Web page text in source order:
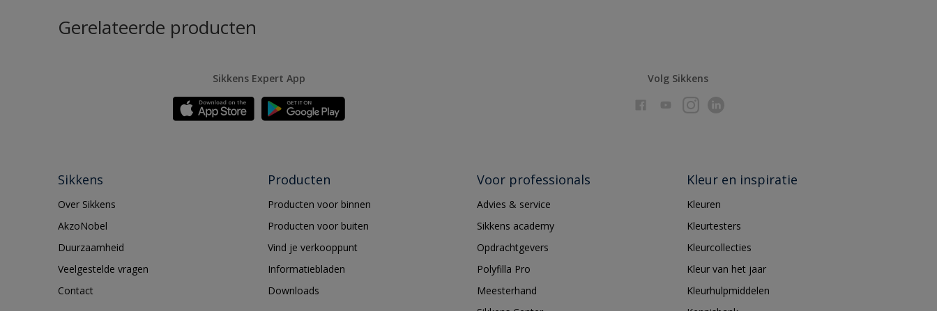
Gerelateerde producten
Sikkens Expert App Volg Sikkens
Sikkens
Over Sikkens
AkzoNobel
Duurzaamheid
Veelgestelde vragen
Contact
Producten
Producten voor binnen
Producten voor buiten
Vind je verkooppunt
Informatiebladen
Downloads
Voor professionals
Advies & service
Sikkens academy
Opdrachtgevers
Polyfilla Pro
Meesterhand
Kleur en inspiratie
Kleuren
Kleurtesters
Kleurcollecties
Kleur van het jaar
Kleurhulpmiddelen